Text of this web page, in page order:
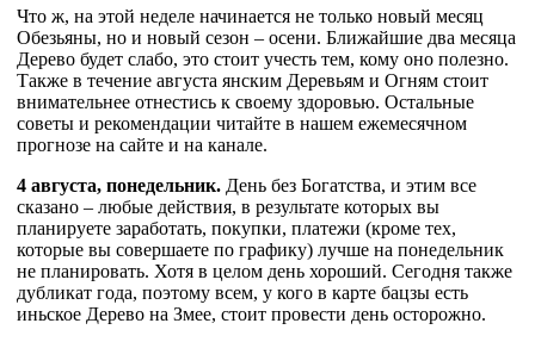
Что ж, на этой неделе начинается не только новый месяц
Обезьяны, но и новый сезон – осени. Ближайшие два месяца
Дерево будет слабо, это стоит учесть тем, кому оно полезно.
Также в течение августа янским Деревьям и Огням стоит
внимательнее отнестись к своему здоровью. Остальные
советы и рекомендации читайте в нашем ежемесячном
прогнозе на сайте и на канале.
4 августа, понедельник. День без Богатства, и этим все
сказано – любые действия, в результате которых вы
планируете заработать, покупки, платежи (кроме тех,
которые вы совершаете по графику) лучше на понедельник
не планировать. Хотя в целом день хороший. Сегодня также
дубликат года, поэтому всем, у кого в карте бацзы есть
иньское Дерево на Змее, стоит провести день осторожно.